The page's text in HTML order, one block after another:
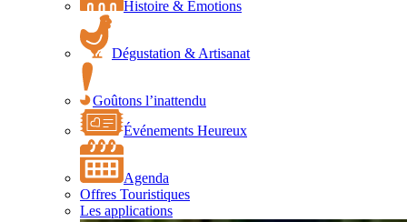
Histoire & Émotions
Dégustation & Artisanat
Goûtons l’inattendu
Événements Heureux
Agenda
Offres Touristiques
Les applications